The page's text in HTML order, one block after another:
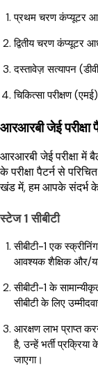
प्रथम चरण कंप्यूटर
द्वितीय चरण कंप्यूटर
दस्तावेज़ सत्यापन
चिकित्सा परीक्षण (एमई)
आरआरबी जेई परीक्षा
आरआरबी जेई परीक्षा में
के परीक्षा पैटर्न से
खंड में, हम आपके संदर्भ के
स्टेज 1 सीबीटी
सीबीटी-1 एक
आवश्यक शैक्षिक और/
सीबीटी-1 के
सीबीटी के लिए
आरक्षण लाभ प्राप्त
है, उन्हें भर्ती
जाएगा।